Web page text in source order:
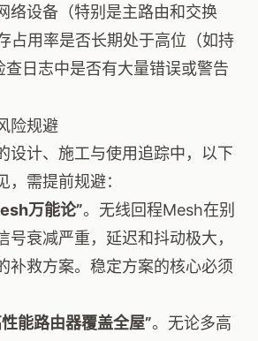
络设备（特别是主路由和交换
占用率是否长期处于高位（如持
日志中是否有大量错误或警告
险规避
设计、施工与使用追踪中，以下
，需提前规避：
万能论”。无线回程Mesh在别
号衰减严重，延迟和抖动极大，
补救方案。稳定方案的核心必须
能路由器覆盖全屋”。无论多高